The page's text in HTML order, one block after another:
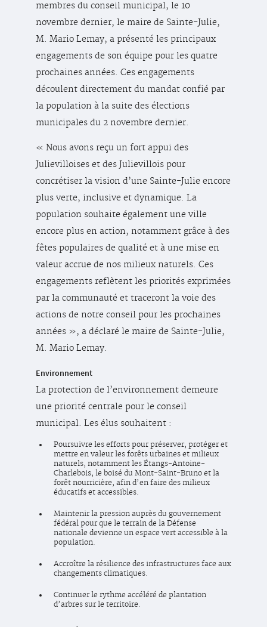
membres du conseil municipal, le 10
novembre dernier, le maire de Sainte-Julie,
M. Mario Lemay, a présenté les principaux
engagements de son équipe pour les quatre
prochaines années. Ces engagements
découlent directement du mandat confié par
la population à la suite des élections
municipales du 2 novembre dernier.
« Nous avons reçu un fort appui des
Julievilloises et des Julievillois pour
concrétiser la vision d’une Sainte-Julie encore
plus verte, inclusive et dynamique. La
population souhaite également une ville
encore plus en action, notamment grâce à des
fêtes populaires de qualité et à une mise en
valeur accrue de nos milieux naturels. Ces
engagements reflètent les priorités exprimées
par la communauté et traceront la voie des
actions de notre conseil pour les prochaines
années », a déclaré le maire de Sainte-Julie,
M. Mario Lemay.
Environnement
La protection de l’environnement demeure
une priorité centrale pour le conseil
municipal. Les élus souhaitent :
Poursuivre les efforts pour préserver, protéger et
mettre en valeur les forêts urbaines et milieux
naturels, notamment les Étangs-Antoine-
Charlebois, le boisé du Mont-Saint-Bruno et la
forêt nourricière, afin d’en faire des milieux
éducatifs et accessibles.
Maintenir la pression auprès du gouvernement
fédéral pour que le terrain de la Défense
nationale devienne un espace vert accessible à la
population.
Accroître la résilience des infrastructures face aux
changements climatiques.
Continuer le rythme accéléré de plantation
d’arbres sur le territoire.